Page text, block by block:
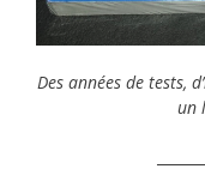
Des années de tests,
un